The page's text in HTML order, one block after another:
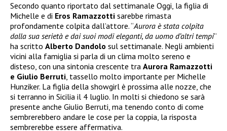
Secondo quanto riportato dal settimanale Oggi, la figlia di
Michelle e di Eros Ramazzotti sarebbe rimasta
profondamente colpita dall’attore. “Aurora è stata colpita
dalla sua serietà e dai suoi modi eleganti, da uomo d’altri tempi”
ha scritto Alberto Dandolo sul settimanale. Negli ambienti
vicini alla famiglia si parla di un clima molto sereno e
disteso, con una sintonia crescente tra Aurora Ramazzotti
e Giulio Berruti, tassello molto importante per Michelle
Hunziker. La figlia della showgirl è prossima alle nozze, che
si terranno in Sicilia il 4 luglio. In molti si chiedono se sarà
presente anche Giulio Berruti, ma tenendo conto di come
sembrerebbero andare le cose per la coppia, la risposta
sembrerebbe essere affermativa.